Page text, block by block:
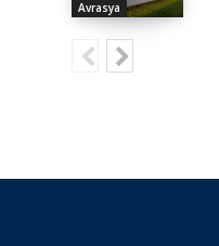
Avrasya